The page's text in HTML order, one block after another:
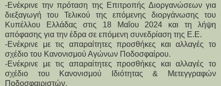
-Ενέκρινε την πρόταση της Επιτροπής Διοργανώσεων για
διεξαγωγή του Τελικού της επόμενης διοργάνωσης του
Κυπέλλου Ελλάδας στις 18 Μαΐου 2024 και τη λήψη
απόφασης για την έδρα σε επόμενη συνεδρίαση της Ε.Ε.
-Ενέκρινε με τις απαραίτητες προσθήκες και αλλαγές το
σχέδιο του Κανονισμού Αγώνων Ποδοσφαίρου.
-Ενέκρινε με τις απαραίτητες προσθήκες και αλλαγές το
σχέδιο του Κανονισμού Ιδιότητας & Μετεγγραφών
Ποδοσφαιριστών.